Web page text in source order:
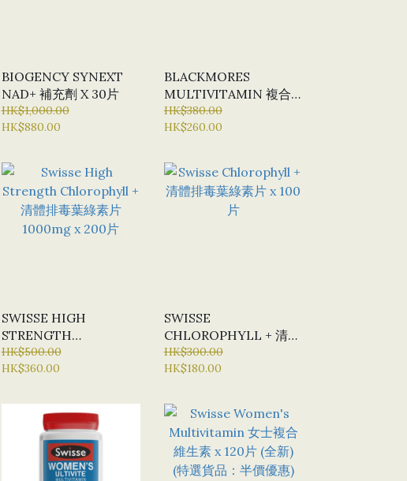
BIOGENCY SYNEXT
NAD+ 補充劑 X 30片
HK$1,000.00
HK$880.00
BLACKMORES
MULTIVITAMIN 複合
維生素 50+ (緩釋片) X
60 片 (特選貨品：半價優
HK$380.00
HK$260.00
SWISSE HIGH
STRENGTH
CHLOROPHYLL + 清體
排毒葉綠素片 1000MG
HK$500.00
HK$360.00
SWISSE
CHLOROPHYLL + 清體
排毒葉綠素片 X 100片
HK$300.00
HK$180.00